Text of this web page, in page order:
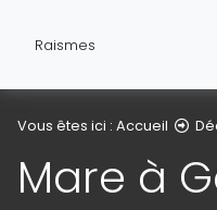
Raismes
Vous êtes ici : Accueil
Mare à